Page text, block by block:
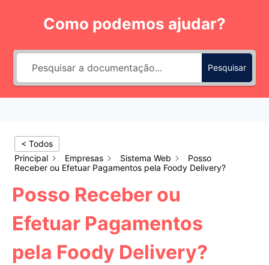
Conteúdo
Como podemos ajudar?
Pesquisar
< Todos
Principal
Empresas Sistema Web
Posso
Receber ou Efetuar Pagamentos pela Foody Delivery?
Posso Receber ou
Efetuar Pagamentos
pela Foody Delivery?